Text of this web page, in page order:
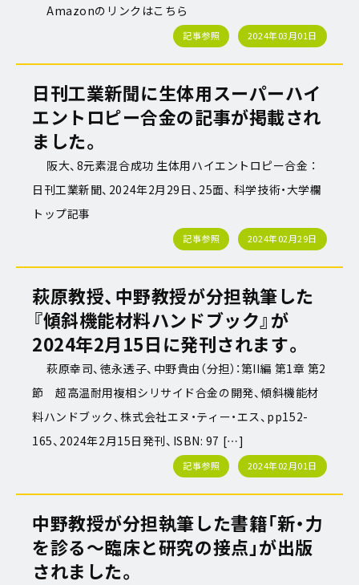
Amazonのリンクはこちら
記事参照 2024年03月01日
日刊工業新聞に生体用スーパーハイ
エントロピー合金の記事が掲載され
ました。
阪大、8元素混合成功 生体用ハイエントロピー合金 ：
日刊工業新聞、2024年2月29日、25面、 科学技術・大学欄
トップ記事
記事参照 2024年02月29日
萩原教授、中野教授が分担執筆した
『傾斜機能材料ハンドブック』が
2024年2月15日に発刊されます。
萩原幸司、徳永透子、中野貴由（分担）：第II編 第1章 第2
節 超高温耐用複相シリサイド合金の開発、傾斜機能材
料ハンドブック、株式会社エヌ・ティー・エス、pp152-
165、2024年2月15日発刊、ISBN: 97 […]
記事参照 2024年02月01日
中野教授が分担執筆した書籍「新・力
を診る～臨床と研究の接点」が出版
されました。